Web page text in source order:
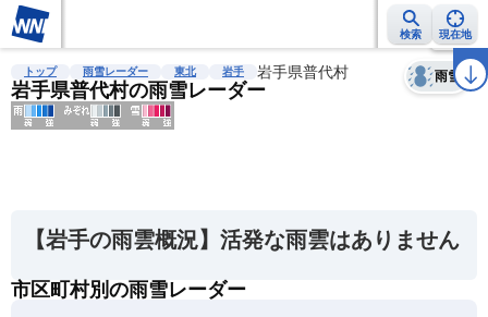
検索 現在地
雨雲レーダー 台風情報 地震情報 警報・注意報 2週間天気 ラ
トップ 雨雪レーダー 東北 岩手 岩手県普代村
岩手県普代村の雨雪レーダー
雨雪
天気 台風
【岩手の雨雲概況】活発な雨雲はありません
市区町村別の雨雪レーダー